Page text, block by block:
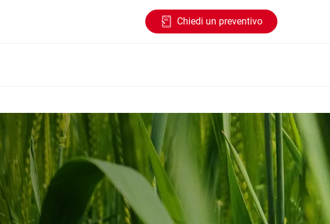
Chiedi un preventivo